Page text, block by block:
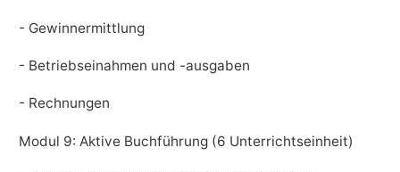
- Gewinnermittlung
- Betriebseinahmen und -ausgaben
- Rechnungen
Modul 9: Aktive Buchführung (6 Unterrichtseinheit)